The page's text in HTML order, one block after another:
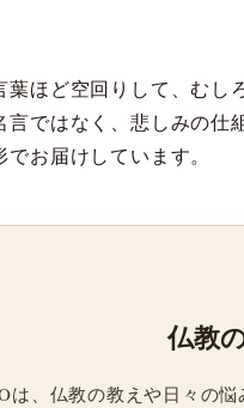
ほど空回りして、む
ではなく、悲しみの仕
お届けしています。
仏教
は、仏教の教えや日々の